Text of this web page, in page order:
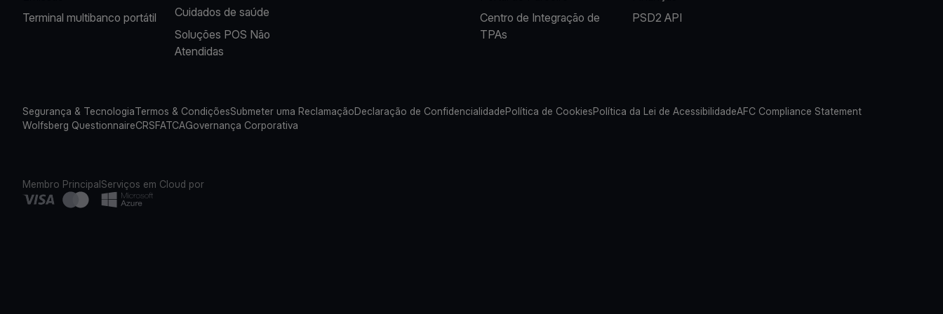
Terminal multibanco portátil
Cuidados de saúde
Soluções POS Não
Atendidas
Centro de Integração de
TPAs
PSD2 API
Segurança & TecnologiaTermos & CondiçõesSubmeter uma ReclamaçãoDeclaração de ConfidencialidadePolítica de CookiesPolítica da Lei de AcessibilidadeAFC Compliance Statement
Wolfsberg QuestionnaireCRSFATCAGovernança Corporativa
Membro PrincipalServiços em Cloud por